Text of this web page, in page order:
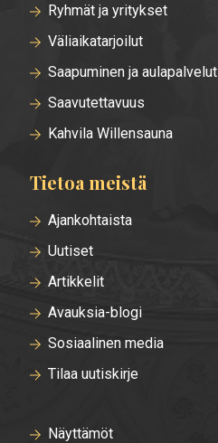
Ryhmät ja yritykset
Väliaikatarjoilut
Saapuminen ja aulapalvelut
Saavutettavuus
Kahvila Willensauna
Tietoa meistä
Ajankohtaista
Uutiset
Artikkelit
Avauksia-blogi
Sosiaalinen media
Tilaa uutiskirje
Näyttämöt